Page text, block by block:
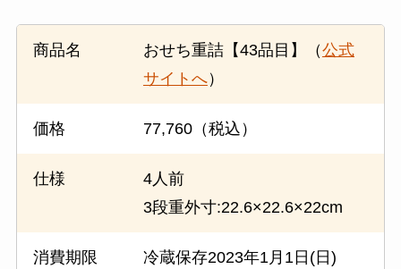
商品名 おせち重詰【43品目】（公式
サイトへ）
価格 77,760（税込）
仕様
4人前
3段重外寸:22.6×22.6×22cm
消費期限 冷蔵保存2023年1月1日(日)